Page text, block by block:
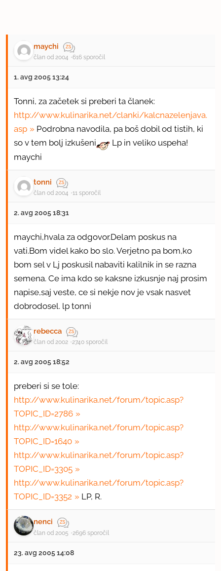
maychi
član od 2004 616 sporočil
1. avg 2005 13:24
Tonni, za začetek si preberi ta članek:
http://www.kulinarika.net/clanki/kalcnazelenjava.
asp
Podrobna navodila, pa boš dobil od tistih, ki
so v tem bolj izkušeni
Lp in veliko uspeha!
maychi
tonni
član od 2004 11 sporočil
2. avg 2005 18:31
maychi,hvala za odgovor.Delam poskus na
vati.Bom videl kako bo slo. Verjetno pa bom,ko
bom sel v Lj poskusil nabaviti kalilnik in se razna
semena. Ce ima kdo se kaksne izkusnje naj prosim
napise,saj veste, ce si nekje nov je vsak nasvet
dobrodosel. lp tonni
rebecca
član od 2002 2740 sporočil
2. avg 2005 18:52
preberi si se tole:
http://www.kulinarika.net/forum/topic.asp?
TOPIC_ID=2786
http://www.kulinarika.net/forum/topic.asp?
TOPIC_ID=1640
http://www.kulinarika.net/forum/topic.asp?
TOPIC_ID=3305
http://www.kulinarika.net/forum/topic.asp?
TOPIC_ID=3352
LP, R.
nenci
član od 2005 2696 sporočil
23. avg 2005 14:08